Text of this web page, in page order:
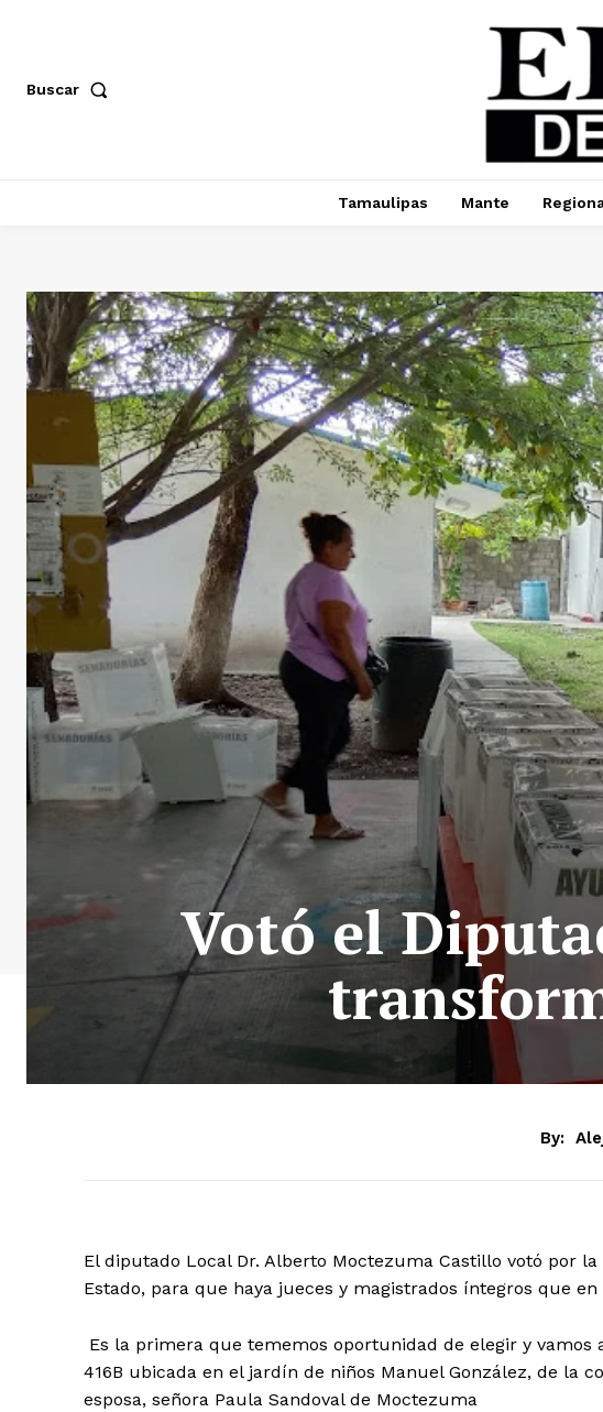
Buscar
Tamaulipas Mante
Votó el
By:
El diputado Local Dr. Alberto Moctezuma Castillo votó por
Estado, para que haya jueces y magistrados íntegros que
Es la primera que tememos oportunidad de elegir y
416B ubicada en el jardín de niños Manuel González, de la
esposa, señora Paula Sandoval de Moctezuma